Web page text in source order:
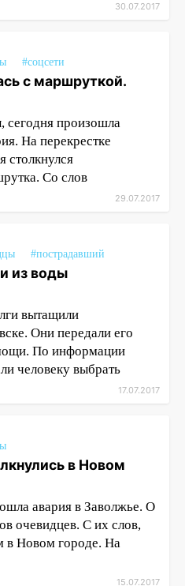
30.07.2017
#соцсети
с маршруткой.
произошла
На перекрестке
столкнулся
Со слов
29.07.2017
#пострадавший
из воды
вытащили
Они передали его
По информации
человеку выбрать
17.07.2017
в Новом
авария в Заволжье. О
очевидцев. С их слов,
в Новом городе. На
15.07.2017